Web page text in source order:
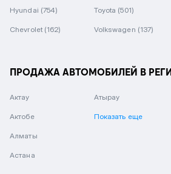
Hyundai (754) Toyota (501)
Chevrolet (162) Volkswagen (137)
ПРОДАЖА АВТОМОБИЛЕЙ В
Актау
Актобе
Алматы
Астана
Атырау
Показать еще